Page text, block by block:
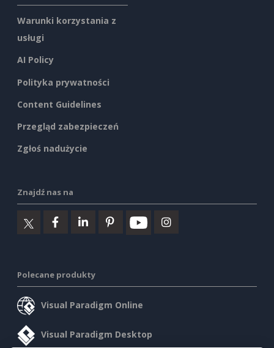
Warunki korzystania z
usługi
AI Policy
Polityka prywatności
Content Guidelines
Przegląd zabezpieczeń
Zgłoś nadużycie
Znajdź nas na
Polecane produkty
Visual Paradigm Online
Visual Paradigm Desktop